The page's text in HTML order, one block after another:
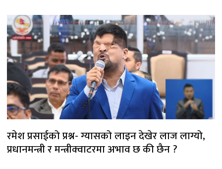
रमेश प्रसाईको प्रश्न- ग्यासको लाइन देखेर लाज लाग्यो,
प्रधानमन्त्री र मन्त्रीक्वाटरमा अभाव छ की छैन ?